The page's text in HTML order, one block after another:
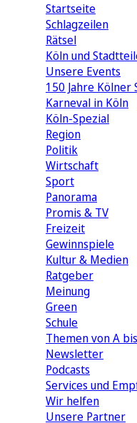
Startseite
Schlagzeilen
Rätsel
Köln und
Unsere Events
150 Jahre
Karneval in Köln
Köln-Spezial
Region
Politik
Wirtschaft
Sport
Panorama
Promis & TV
Freizeit
Gewinnspiele
Kultur & Medien
Ratgeber
Meinung
Green
Schule
Themen von A
Newsletter
Podcasts
Services und
Wir helfen
Unsere Partner